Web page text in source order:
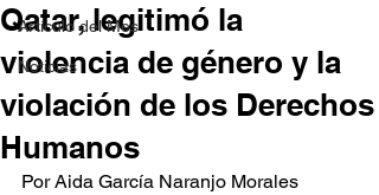
Artículo del Mes
Noticias
Qatar, legitimó la
violencia de género y la
violación de los Derechos
Humanos
Por Aida García Naranjo Morales